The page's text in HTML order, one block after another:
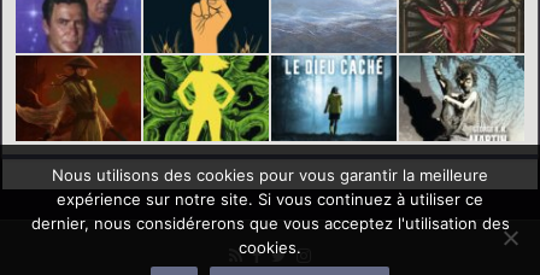
Nous utilisons des cookies pour vous garantir la meilleure
expérience sur notre site. Si vous continuez à utiliser ce
dernier, nous considérerons que vous acceptez l'utilisation des
cookies.